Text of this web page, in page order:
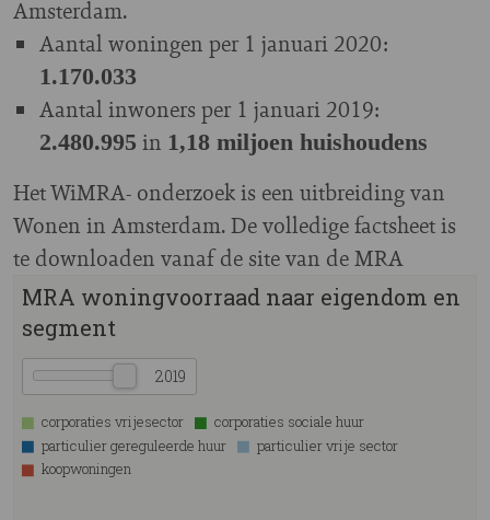
Amsterdam.
Aantal woningen per 1 januari 2020:
1.170.033
Aantal inwoners per 1 januari 2019:
2.480.995 in 1,18 miljoen huishoudens
Het WiMRA- onderzoek is een uitbreiding van
Wonen in Amsterdam. De volledige factsheet is
te downloaden vanaf de site van de MRA